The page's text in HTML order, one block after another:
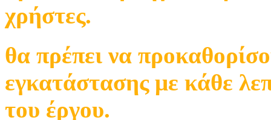
χρήστες.
θα πρέπει να
εγκατάστασης με κάθε
του έργου.